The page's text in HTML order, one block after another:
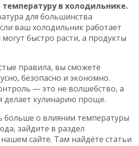
в холодильнике.
для большинства
ваш холодильник работает
могут быстро расти, а продукты
правила, вы сможете
безопасно и экономно.
— это не волшебство, а
делает кулинарию проще.
больше о влиянии температуры
зайдите в раздел
сайте. Там найдёте статьи